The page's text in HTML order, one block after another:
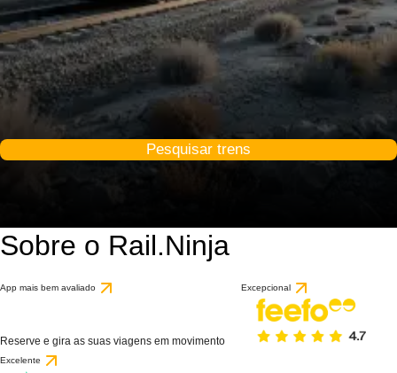
Pesquisar trens
Sobre o Rail.Ninja
App mais bem avaliado
Reserve e gira as suas viagens em movimento
Excepcional
Excelente